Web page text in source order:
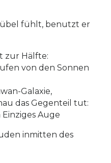
fühlt, benutzt er
zur Hälfte:
von den Sonnen
Galaxie,
das Gegenteil tut:
Auge
inmitten des